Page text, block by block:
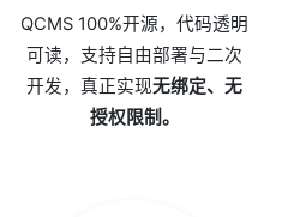
QCMS 100%开源，代码透明
可读，支持自由部署与二次
开发，真正实现无绑定、无
授权限制。